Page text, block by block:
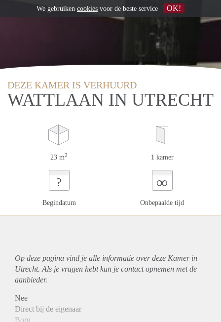
DEZE KAMER IS VERHUURD
WATTLAAN IN UTRECHT
23 m2 1 kamer
?
Begindatum
∞
Onbepaalde tijd
Op deze pagina vind je alle informatie over deze Kamer in
Utrecht. Als je vragen hebt kun je contact opnemen met de
aanbieder.
Nee
Direct bij de eigenaar
Borg
We gebruiken cookies voor de beste service OK!